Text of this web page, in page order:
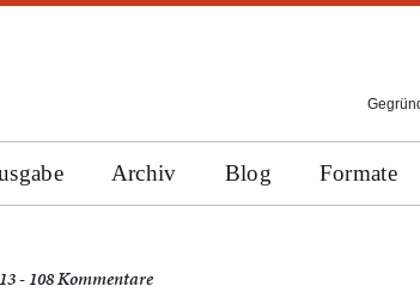
Archiv Blog Formate
- 108 Kommentare